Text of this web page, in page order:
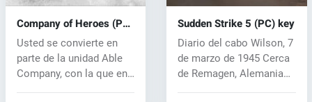
Company of Heroes (PC)
CD key
Usted se convierte en
parte de la unidad Able
Company, con la que en
Sudden Strike 5 (PC) key
Diario del cabo Wilson, 7
de marzo de 1945 Cerca
de Remagen, Alemania